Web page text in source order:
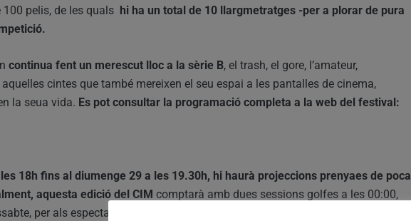
pelis, de les quals hi ha un total de 10 llargmetratges -per a plorar de pura
continua fent un merescut lloc a la sèrie B, el trash, el gore, l’amateur,
aquelles cintes que també mereixen el seu espai a les pantalles de cinema,
la seua vida. Es pot consultar la programació completa a la web del festival:
18h fins al diumenge 29 a les 19.30h, hi haurà projeccions prenyaes de poca
aquesta edició del CIM comptarà amb dues sessions golfes a les 00:00,
per als espectadors més masoquistes que necessiten una mica de teràpia i